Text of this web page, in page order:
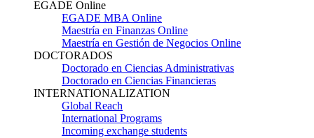
EGADE Online
EGADE MBA Online
Maestría en Finanzas Online
Maestría en Gestión de Negocios Online
DOCTORADOS
Doctorado en Ciencias Administrativas
Doctorado en Ciencias Financieras
INTERNATIONALIZATION
Global Reach
International Programs
Incoming exchange students